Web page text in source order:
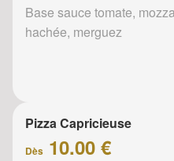
Base sauce tomate,
hachée, merguez
Pizza Capricieuse
Dès 10.00 €